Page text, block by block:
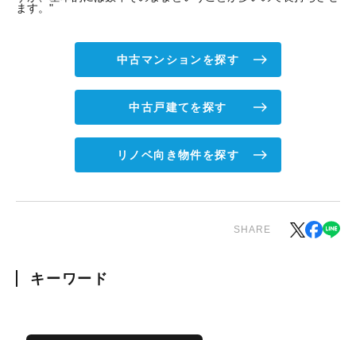
ます。"
中古マンションを探す
中古戸建てを探す
リノベ向き物件を探す
SHARE
キーワード